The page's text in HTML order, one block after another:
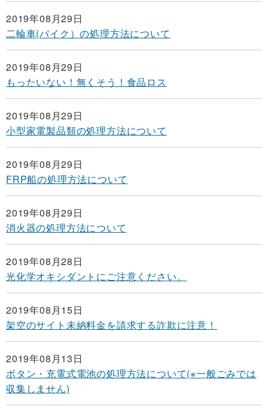
2019年08月29日
二輪車(バイク）の処理方法について
2019年08月29日
もったいない！無くそう！食品ロス
2019年08月29日
小型家電製品類の処理方法について
2019年08月29日
FRP船の処理方法について
2019年08月29日
消火器の処理方法について
2019年08月28日
光化学オキシダントにご注意ください。
2019年08月15日
架空のサイト未納料金を請求する詐欺に注意！
2019年08月13日
ボタン・充電式電池の処理方法について(※一般ごみでは
収集しません)